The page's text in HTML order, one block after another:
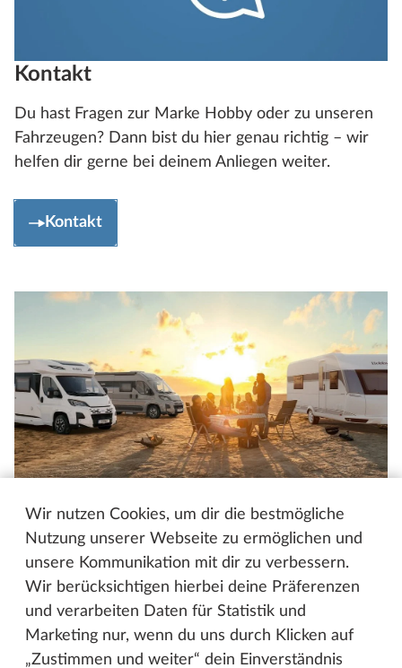
Wir nutzen Cookies, um dir die bestmögliche
Nutzung unserer Webseite zu ermöglichen und
unsere Kommunikation mit dir zu verbessern.
Wir berücksichtigen hierbei deine Präferenzen
und verarbeiten Daten für Statistik und
Marketing nur, wenn du uns durch Klicken auf
„Zustimmen und weiter“ dein Einverständnis
Kontakt
Du hast Fragen zur Marke Hobby oder zu unseren
Fahrzeugen? Dann bist du hier genau richtig – wir
helfen dir gerne bei deinem Anliegen weiter.
Kontakt
Mein Hobby - der Mitgliederbereich
Als Teil der Hobby-Familie erhältst nur du als
Mitglied exklusive Reiserouten aus ganz Europa,
unser kostenloses Mein Hobby-Kundenmagazin und
genießt besten Service zu deinem Hobby-Händler.
Außerdem verlosen wir regelmäßig attraktive